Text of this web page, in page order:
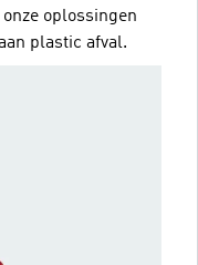
oplossingen
plastic afval.